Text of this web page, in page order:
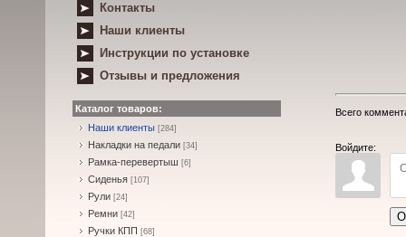
Контакты
Наши клиенты
Инструкции по установке
Отзывы и предложения
Каталог товаров:
Наши клиенты [284]
Накладки на педали [34]
Рамка-перевертыш [6]
Сиденья [107]
Рули [24]
Ремни [42]
Ручки КПП [68]
Всего
Войдите: